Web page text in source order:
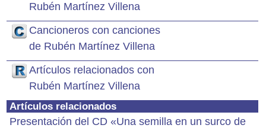
Rubén Martínez Villena
Cancioneros con canciones
de Rubén Martínez Villena
Artículos relacionados con
Rubén Martínez Villena
Artículos relacionados
Presentación del CD «Una semilla en un surco de